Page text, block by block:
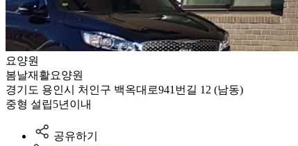
요양원
봄날재활요양원
경기도 용인시 처인구 백옥대로941번길 12 (남동)
중형 설립5년이내
공유하기